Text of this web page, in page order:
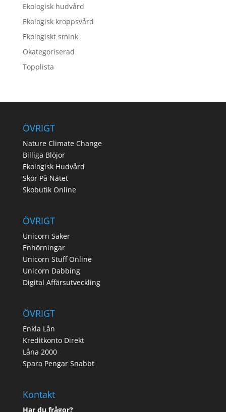
Ekologisk hudvård
Ekologisk kroppsvård
Ekologiskt smink
Okategoriserad
Topplista
ÖVRIGT
Nature Climate Change
Billiga Blöjor
Ekologisk Hudvård
Skor På Nätet
Skobutik Online
ÖVRIGT
Unicorn Saker
Enhörningar
Unicorn Stuff Online
Unicorn Dabbing
Digital Affärsutveckling
ÖVRIGT
Enkla Lån
Kreditkonto Direkt
Låna 2000
Spara Pengar Snabbt
Kontakt
Har du frågor?